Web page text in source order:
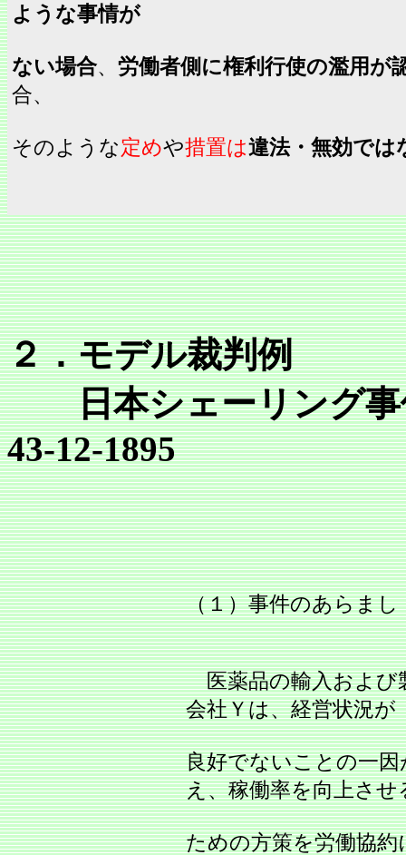
ような事情が
ない場合、 労働者側に権利行使の濫用が
合、
そのような定めや措置は違法・無効では
２．モデル裁判例
日本シェーリング事
43-12-1895
（１）事件のあらまし
医薬品の輸入および
会社Ｙは、経営状況が
良好でないことの一
え、稼働率を向上させ
ための方策を労働協